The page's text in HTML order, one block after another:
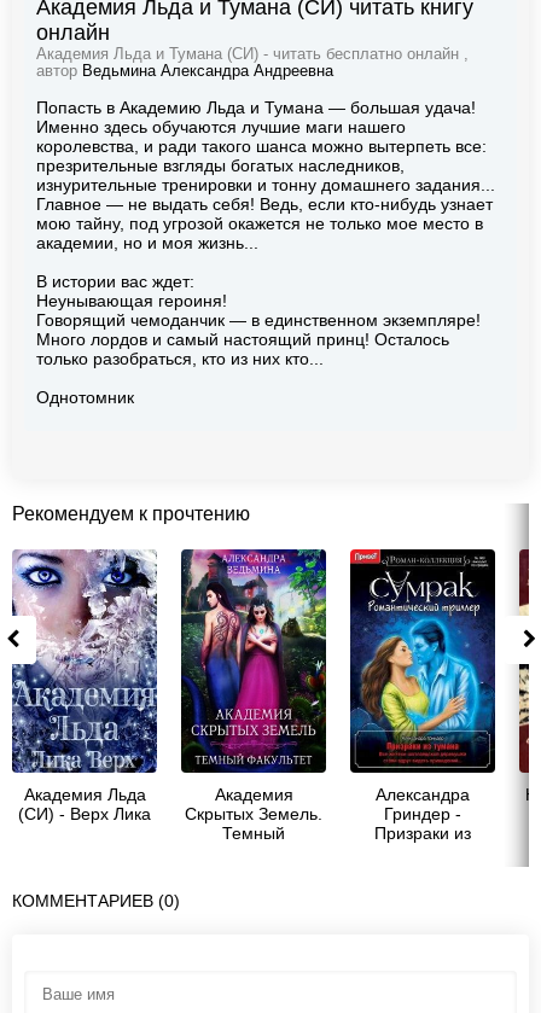
Академия Льда и Тумана (СИ) читать книгу
онлайн
Академия Льда и Тумана (СИ) - читать бесплатно онлайн ,
автор Ведьмина Александра Андреевна
Попасть в Академию Льда и Тумана — большая удача!
Именно здесь обучаются лучшие маги нашего
королевства, и ради такого шанса можно вытерпеть все:
презрительные взгляды богатых наследников,
изнурительные тренировки и тонну домашнего задания...
Главное — не выдать себя! Ведь, если кто-нибудь узнает
мою тайну, под угрозой окажется не только мое место в
академии, но и моя жизнь...
В истории вас ждет:
Неунывающая героиня!
Говорящий чемоданчик — в единственном экземпляре!
Много лордов и самый настоящий принц! Осталось
только разобраться, кто из них кто...
Однотомник
Рекомендуем к прочтению
Академия Льда
(СИ) - Верх Лика
Академия
Скрытых Земель.
Темный
Александра
Гриндер -
Призраки из
КОММЕНТАРИЕВ (0)